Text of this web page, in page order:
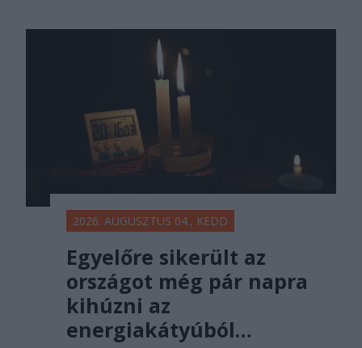
2026. AUGUSZTUS 04., KEDD
Egyelőre sikerült az
országot még pár napra
kihúzni az
energiakátyúból…